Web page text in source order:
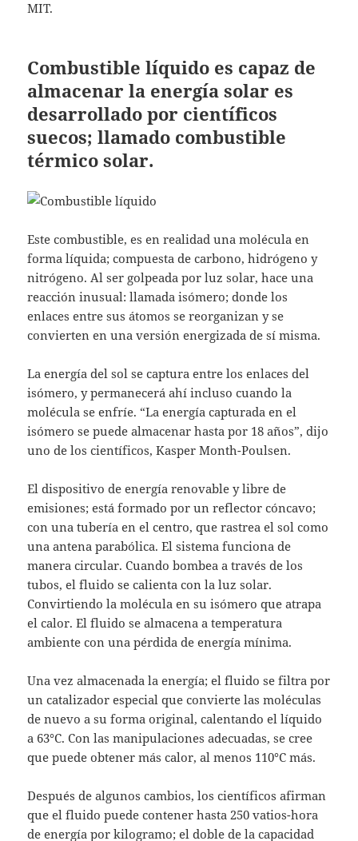
MIT.
Combustible líquido es capaz de
almacenar la energía solar es
desarrollado por científicos
suecos; llamado combustible
térmico solar.
Este combustible, es en realidad una molécula en
forma líquida; compuesta de carbono, hidrógeno y
nitrógeno. Al ser golpeada por luz solar, hace una
reacción inusual: llamada isómero; donde los
enlaces entre sus átomos se reorganizan y se
convierten en una versión energizada de sí misma.
La energía del sol se captura entre los enlaces del
isómero, y permanecerá ahí incluso cuando la
molécula se enfríe. “La energía capturada en el
isómero se puede almacenar hasta por 18 años”, dijo
uno de los científicos, Kasper Month-Poulsen.
El dispositivo de energía renovable y libre de
emisiones; está formado por un reflector cóncavo;
con una tubería en el centro, que rastrea el sol como
una antena parabólica. El sistema funciona de
manera circular. Cuando bombea a través de los
tubos, el fluido se calienta con la luz solar.
Convirtiendo la molécula en su isómero que atrapa
el calor. El fluido se almacena a temperatura
ambiente con una pérdida de energía mínima.
Una vez almacenada la energía; el fluido se filtra por
un catalizador especial que convierte las moléculas
de nuevo a su forma original, calentando el líquido
a 63°C. Con las manipulaciones adecuadas, se cree
que puede obtener más calor, al menos 110°C más.
Después de algunos cambios, los científicos afirman
que el fluido puede contener hasta 250 vatios-hora
de energía por kilogramo; el doble de la capacidad